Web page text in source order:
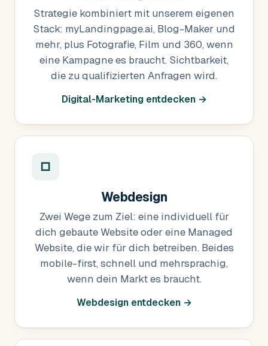
Strategie kombiniert mit unserem eigenen
Stack: myLandingpage.ai, Blog-Maker und
mehr, plus Fotografie, Film und 360, wenn
eine Kampagne es braucht. Sichtbarkeit,
die zu qualifizierten Anfragen wird.
Digital-Marketing entdecken →
□
Webdesign
Zwei Wege zum Ziel: eine individuell für
dich gebaute Website oder eine Managed
Website, die wir für dich betreiben. Beides
mobile-first, schnell und mehrsprachig,
wenn dein Markt es braucht.
Webdesign entdecken →